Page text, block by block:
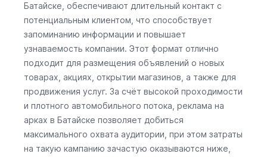
Батайске, обеспечивают длительный контакт с
потенциальным клиентом, что способствует
запоминанию информации и повышает
узнаваемость компании. Этот формат отлично
подходит для размещения объявлений о новых
товарах, акциях, открытии магазинов, а также для
продвижения услуг. За счёт высокой проходимости
и плотного автомобильного потока, реклама на
арках в Батайске позволяет добиться
максимального охвата аудитории, при этом затраты
на такую кампанию зачастую оказываются ниже,